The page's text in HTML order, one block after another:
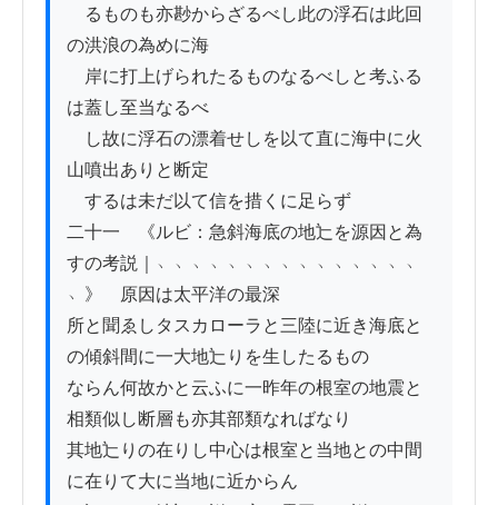
るものも亦尠からざるべし此の浮石は此回
の洪浪の為めに海
岸に打上げられたるものなるべしと考ふる
は蓋し至当なるべ
し故に浮石の漂着せしを以て直に海中に火
山噴出ありと断定
するは未だ以て信を措くに足らず
二十一　《ルビ：急斜海底の地辷を源因と為
すの考説｜﹅﹅﹅﹅﹅﹅﹅﹅﹅﹅﹅﹅﹅﹅﹅
﹅》　原因は太平洋の最深
所と聞ゑしタスカローラと三陸に近き海底と
の傾斜間に一大地辷りを生したるもの
ならん何故かと云ふに一昨年の根室の地震と
相類似し断層も亦其部類なればなり
其地辷りの在りし中心は根室と当地との中間
に在りて大に当地に近からん